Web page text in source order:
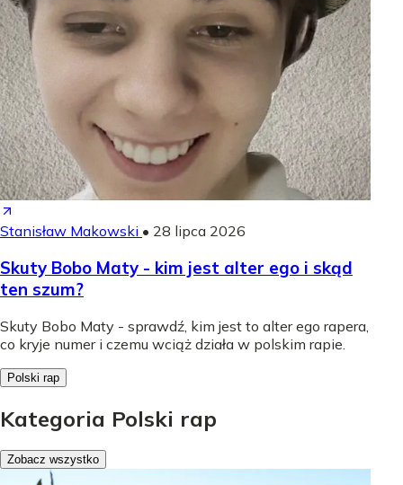
Stanisław Makowski • 28 lipca 2026
Skuty Bobo Maty - kim jest alter ego i skąd
ten szum?
Skuty Bobo Maty - sprawdź, kim jest to alter ego rapera,
co kryje numer i czemu wciąż działa w polskim rapie.
Polski rap
Kategoria Polski rap
Zobacz wszystko